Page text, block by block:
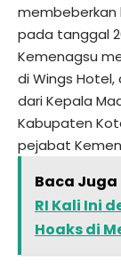
membeberkan
pada tanggal
Kemenagsu
di Wings
dari Kepala
Kabupaten
pejabat
Baca Juga
RI Kali Ini
Hoaks di